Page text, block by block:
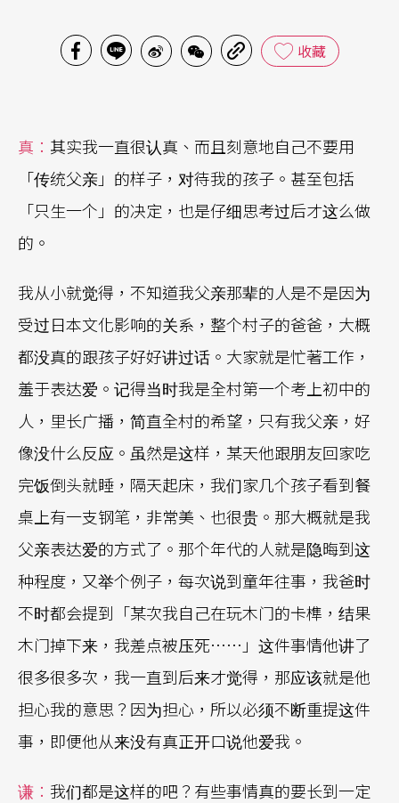
收藏
真： 其实我一直很认真、而且刻意地自己不要用
「传统父亲」的样子，对待我的孩子。甚至包括
「只生一个」的决定，也是仔细思考过后才这么做
的。
我从小就觉得，不知道我父亲那辈的人是不是因为
受过日本文化影响的关系，整个村子的爸爸，大概
都没真的跟孩子好好讲过话。大家就是忙著工作，
羞于表达爱。记得当时我是全村第一个考上初中的
人，里长广播，简直全村的希望，只有我父亲，好
像没什么反应。虽然是这样，某天他跟朋友回家吃
完饭倒头就睡，隔天起床，我们家几个孩子看到餐
桌上有一支钢笔，非常美、也很贵。那大概就是我
父亲表达爱的方式了。那个年代的人就是隐晦到这
种程度，又举个例子，每次说到童年往事，我爸时
不时都会提到「某次我自己在玩木门的卡榫，结果
木门掉下来，我差点被压死……」这件事情他讲了
很多很多次，我一直到后来才觉得，那应该就是他
担心我的意思？因为担心，所以必须不断重提这件
事，即便他从来没有真正开口说他爱我。
谦： 我们都是这样的吧？有些事情真的要长到一定